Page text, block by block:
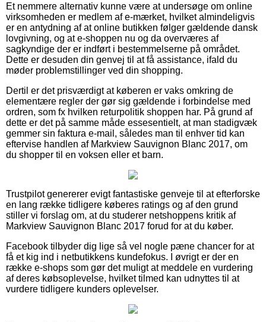
Et nemmere alternativ kunne være at undersøge om online
virksomheden er medlem af e-mærket, hvilket almindeligvis
er en antydning af at online butikken følger gældende dansk
lovgivning, og at e-shoppen nu og da overværes af
sagkyndige der er indført i bestemmelserne på området.
Dette er desuden din genvej til at få assistance, ifald du
møder problemstillinger ved din shopping.
Dertil er det prisværdigt at køberen er vaks omkring de
elementære regler der gør sig gældende i forbindelse med
ordren, som fx hvilken returpolitik shoppen har. På grund af
dette er det på samme måde essesentielt, at man stadigvæk
gemmer sin faktura e-mail, således man til enhver tid kan
eftervise handlen af Markview Sauvignon Blanc 2017, om
du shopper til en voksen eller et barn.
Trustpilot genererer evigt fantastiske genveje til at efterforske
en lang række tidligere køberes ratings og af den grund
stiller vi forslag om, at du studerer netshoppens kritik af
Markview Sauvignon Blanc 2017 forud for at du køber.
Facebook tilbyder dig lige så vel nogle pæne chancer for at
få et kig ind i netbutikkens kundefokus. I øvrigt er der en
række e-shops som gør det muligt at meddele en vurdering
af deres købsoplevelse, hvilket tilmed kan udnyttes til at
vurdere tidligere kunders oplevelser.